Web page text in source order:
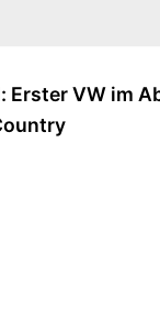
Erster VW im